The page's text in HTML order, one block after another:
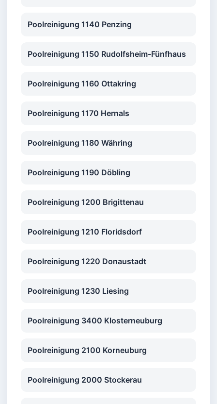
Poolreinigung 1140 Penzing
Poolreinigung 1150 Rudolfsheim-Fünfhaus
Poolreinigung 1160 Ottakring
Poolreinigung 1170 Hernals
Poolreinigung 1180 Währing
Poolreinigung 1190 Döbling
Poolreinigung 1200 Brigittenau
Poolreinigung 1210 Floridsdorf
Poolreinigung 1220 Donaustadt
Poolreinigung 1230 Liesing
Poolreinigung 3400 Klosterneuburg
Poolreinigung 2100 Korneuburg
Poolreinigung 2000 Stockerau